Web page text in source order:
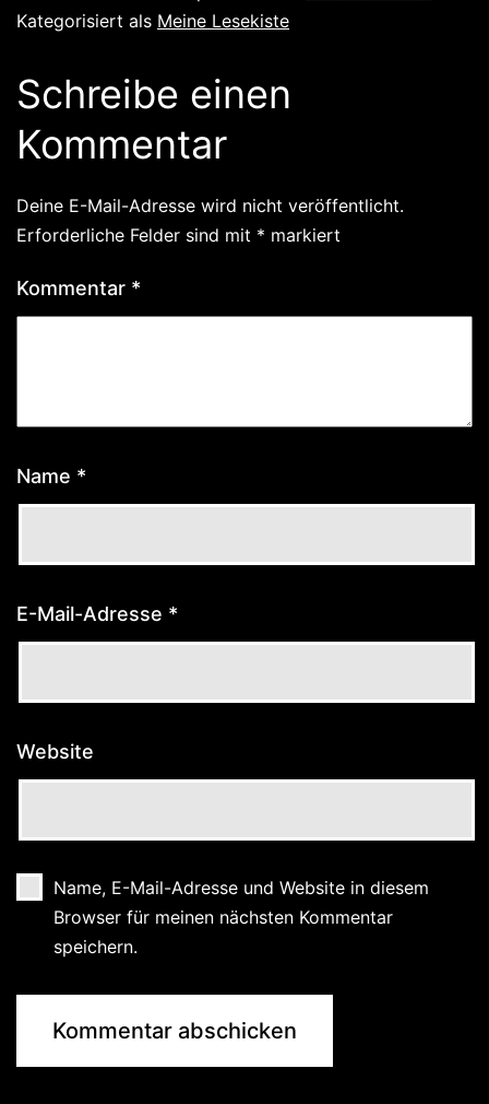
Kategorisiert als Meine Lesekiste
Schreibe einen
Kommentar
Deine E-Mail-Adresse wird nicht veröffentlicht.
Erforderliche Felder sind mit * markiert
Kommentar *
Name *
E-Mail-Adresse *
Website
Name, E-Mail-Adresse und Website in diesem
Browser für meinen nächsten Kommentar
speichern.